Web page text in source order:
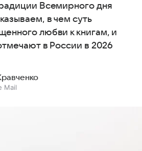
Всемирного дня
в чем суть
любви к книгам, и
в России в 2026
Mail